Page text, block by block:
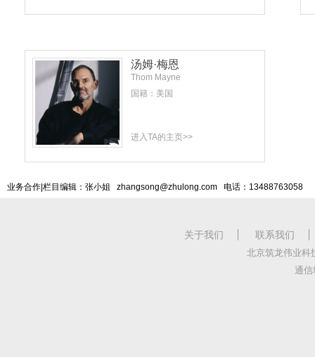
汤姆·梅恩
Thom Mayne
国籍：美国
进入TA的主页>>
业务合作|栏目编辑：张小姐 zhangsong@zhulong.com 电话：13488763058
关于我们 联系我们
北京筑龙伟业科
通